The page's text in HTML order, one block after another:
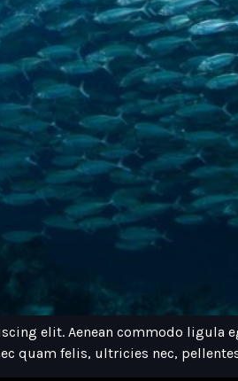
elit. Aenean commodo ligula
quam felis, ultricies nec,